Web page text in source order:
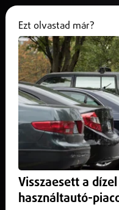
világítását
2026. február 28.Debrecen
13 millió forinttal
bevételéből.
Ezt olvastad már?
Visszaesett a
használtautó-